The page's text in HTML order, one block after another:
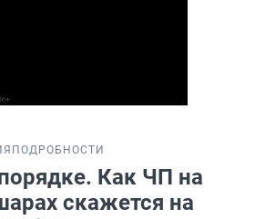
ПОДРОБНОСТИ
Как ЧП на
скажется на